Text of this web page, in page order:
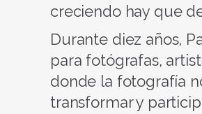
creciendo hay que
Durante diez años,
para fotógrafas,
donde la fotografía
transformar y